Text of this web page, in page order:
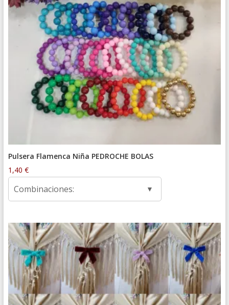
Pulsera Flamenca Niña PEDROCHE BOLAS
1,40 €
Combinaciones: